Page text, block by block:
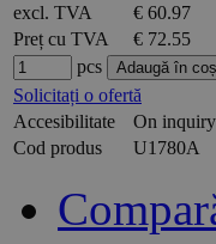
excl. TVA
€ 60.97
Preț cu TVA
€ 72.55
pcs
Solicitați o ofertă
Accesibilitate
On inquiry
Cod produs
U1780A